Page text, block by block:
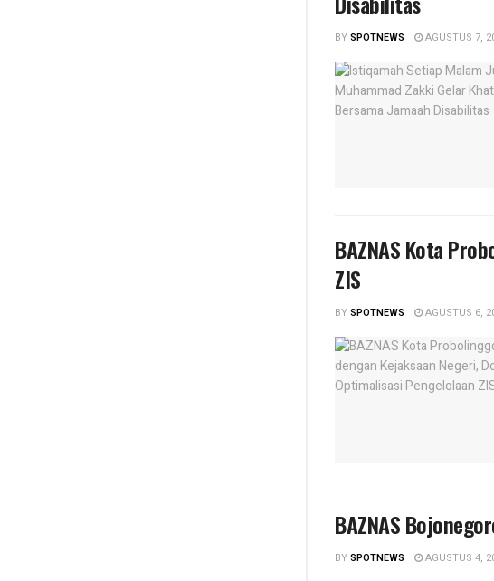
BYSPOTNEWS AGUSTUS 7,
BAZNAS Kota
ZIS
BYSPOTNEWS AGUSTUS 6,
BAZNAS
BYSPOTNEWS AGUSTUS 4,